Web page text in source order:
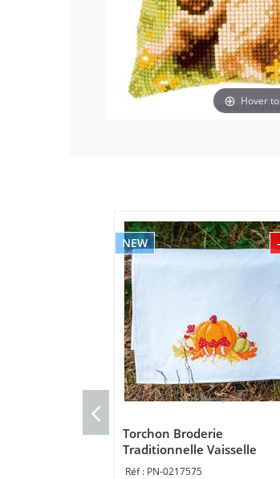
Hover
NEW
Torchon Broderie
Traditionnelle Vaisselle
automne - Vervaco
PN-0217575